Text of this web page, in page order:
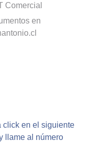
Comercial
en
click en el siguiente
llame al número